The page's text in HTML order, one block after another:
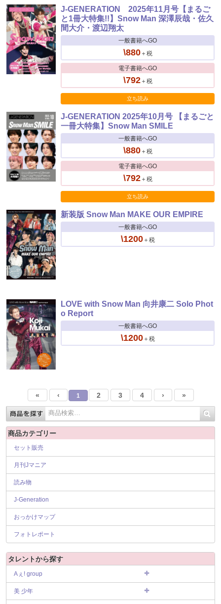
J-GENERATION 2025年11月号【まるご
と1冊大特集!!】Snow Man 深澤辰哉・佐久
間大介・渡辺翔太
一般書籍へGO
\880＋税
電子書籍へGO
\792＋税
立ち読み
J-GENERATION 2025年10月号 【まるごと
一冊大特集】Snow Man SMILE
一般書籍へGO
\880＋税
電子書籍へGO
\792＋税
立ち読み
新装版 Snow Man MAKE OUR EMPIRE
一般書籍へGO
\1200＋税
LOVE with Snow Man 向井康二 Solo Phot
o Report
一般書籍へGO
\1200＋税
« ‹ 1 2 3 4 › »
商品カテゴリー
セット販売
月刊Jマニア
読み物
J-Generation
おっかけマップ
フォトレポート
タレントから探す
Aぇ! group
美 少年